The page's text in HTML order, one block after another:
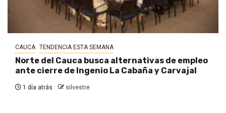
CAUCA TENDENCIA ESTA SEMANA
Norte del Cauca busca alternativas de empleo
ante cierre de Ingenio La Cabaña y Carvajal
1 día atrás silvestre